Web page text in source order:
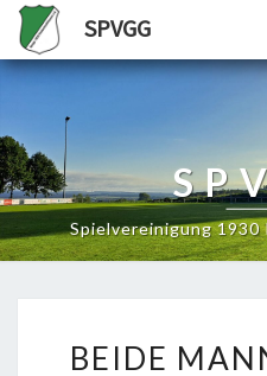
SPVGG
Spielvereinigung 1930
BEIDE